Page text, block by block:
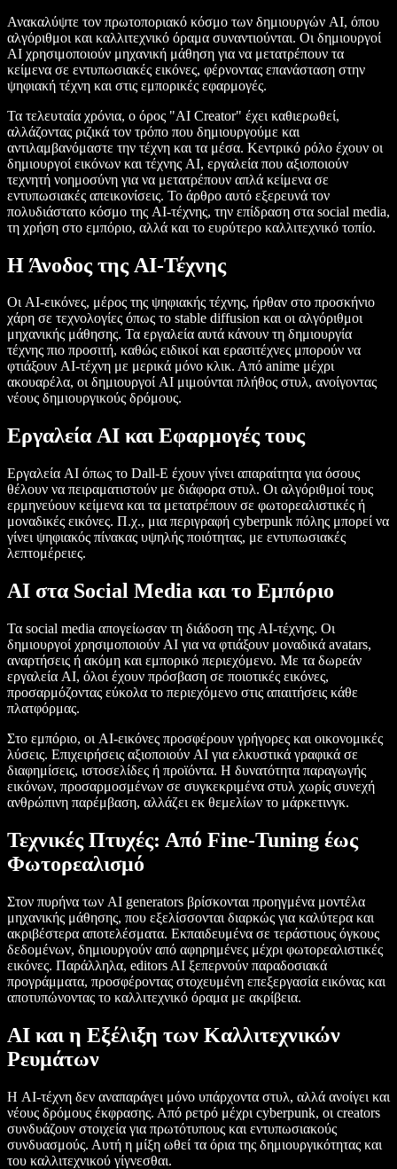
Ανακαλύψτε τον πρωτοποριακό κόσμο των δημιουργών AI, όπου
αλγόριθμοι και καλλιτεχνικό όραμα συναντιούνται. Οι δημιουργοί
AI χρησιμοποιούν μηχανική μάθηση για να μετατρέπουν τα
κείμενα σε εντυπωσιακές εικόνες, φέρνοντας επανάσταση στην
ψηφιακή τέχνη και στις εμπορικές εφαρμογές.
Τα τελευταία χρόνια, ο όρος "AI Creator" έχει καθιερωθεί,
αλλάζοντας ριζικά τον τρόπο που δημιουργούμε και
αντιλαμβανόμαστε την τέχνη και τα μέσα. Κεντρικό ρόλο έχουν οι
δημιουργοί εικόνων και τέχνης AI, εργαλεία που αξιοποιούν
τεχνητή νοημοσύνη για να μετατρέπουν απλά κείμενα σε
εντυπωσιακές απεικονίσεις. Το άρθρο αυτό εξερευνά τον
πολυδιάστατο κόσμο της AI-τέχνης, την επίδραση στα social media,
τη χρήση στο εμπόριο, αλλά και το ευρύτερο καλλιτεχνικό τοπίο.
Η Άνοδος της AI-Τέχνης
Οι AI-εικόνες, μέρος της ψηφιακής τέχνης, ήρθαν στο προσκήνιο
χάρη σε τεχνολογίες όπως το stable diffusion και οι αλγόριθμοι
μηχανικής μάθησης. Τα εργαλεία αυτά κάνουν τη δημιουργία
τέχνης πιο προσιτή, καθώς ειδικοί και ερασιτέχνες μπορούν να
φτιάξουν AI-τέχνη με μερικά μόνο κλικ. Από anime μέχρι
ακουαρέλα, οι δημιουργοί AI μιμούνται πλήθος στυλ, ανοίγοντας
νέους δημιουργικούς δρόμους.
Εργαλεία AI και Εφαρμογές τους
Εργαλεία AI όπως το Dall-E έχουν γίνει απαραίτητα για όσους
θέλουν να πειραματιστούν με διάφορα στυλ. Οι αλγόριθμοί τους
ερμηνεύουν κείμενα και τα μετατρέπουν σε φωτορεαλιστικές ή
μοναδικές εικόνες. Π.χ., μια περιγραφή cyberpunk πόλης μπορεί να
γίνει ψηφιακός πίνακας υψηλής ποιότητας, με εντυπωσιακές
λεπτομέρειες.
AI στα Social Media και το Εμπόριο
Τα social media απογείωσαν τη διάδοση της AI-τέχνης. Οι
δημιουργοί χρησιμοποιούν AI για να φτιάξουν μοναδικά avatars,
αναρτήσεις ή ακόμη και εμπορικό περιεχόμενο. Με τα δωρεάν
εργαλεία AI, όλοι έχουν πρόσβαση σε ποιοτικές εικόνες,
προσαρμόζοντας εύκολα το περιεχόμενο στις απαιτήσεις κάθε
πλατφόρμας.
Στο εμπόριο, οι AI-εικόνες προσφέρουν γρήγορες και οικονομικές
λύσεις. Επιχειρήσεις αξιοποιούν AI για ελκυστικά γραφικά σε
διαφημίσεις, ιστοσελίδες ή προϊόντα. Η δυνατότητα παραγωγής
εικόνων, προσαρμοσμένων σε συγκεκριμένα στυλ χωρίς συνεχή
ανθρώπινη παρέμβαση, αλλάζει εκ θεμελίων το μάρκετινγκ.
Τεχνικές Πτυχές: Από Fine-Tuning έως
Φωτορεαλισμό
Στον πυρήνα των AI generators βρίσκονται προηγμένα μοντέλα
μηχανικής μάθησης, που εξελίσσονται διαρκώς για καλύτερα και
ακριβέστερα αποτελέσματα. Εκπαιδευμένα σε τεράστιους όγκους
δεδομένων, δημιουργούν από αφηρημένες μέχρι φωτορεαλιστικές
εικόνες. Παράλληλα, editors AI ξεπερνούν παραδοσιακά
προγράμματα, προσφέροντας στοχευμένη επεξεργασία εικόνας και
αποτυπώνοντας το καλλιτεχνικό όραμα με ακρίβεια.
AI και η Εξέλιξη των Καλλιτεχνικών
Ρευμάτων
Η AI-τέχνη δεν αναπαράγει μόνο υπάρχοντα στυλ, αλλά ανοίγει και
νέους δρόμους έκφρασης. Από ρετρό μέχρι cyberpunk, οι creators
συνδυάζουν στοιχεία για πρωτότυπους και εντυπωσιακούς
συνδυασμούς. Αυτή η μίξη ωθεί τα όρια της δημιουργικότητας και
του καλλιτεχνικού γίγνεσθαι.